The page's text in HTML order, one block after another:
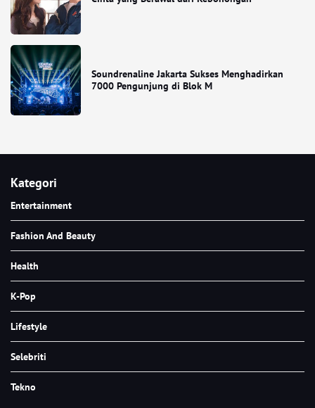
Soundrenaline Jakarta Sukses Menghadirkan
7000 Pengunjung di Blok M
Kategori
Entertainment
Fashion And Beauty
Health
K-Pop
Lifestyle
Selebriti
Tekno